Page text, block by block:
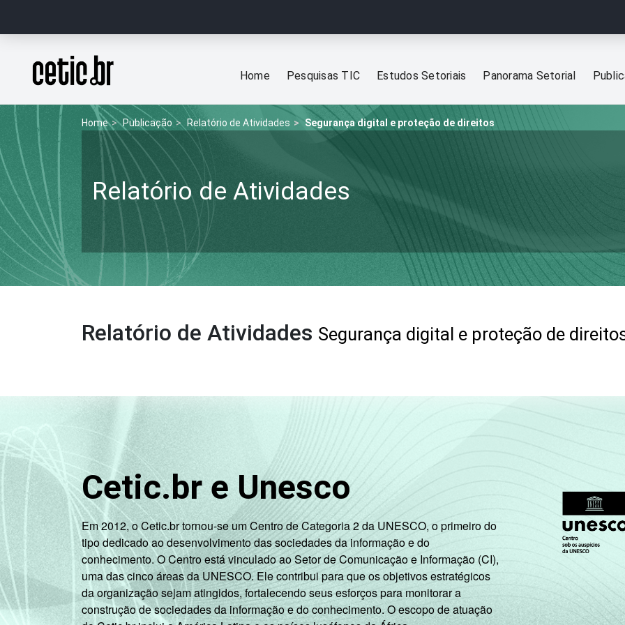
Página inicial
Home Pesquisas TIC Estudos Setoriais Panorama Setorial
Home Publicação Relatório de Atividades Segurança digital e proteção de direitos
Relatório de Atividades
Relatório de Atividades Segurança digital e proteção de
Cetic.br e Unesco
Em 2012, o Cetic.br tornou-se um Centro de Categoria 2 da UNESCO, o primeiro do
tipo dedicado ao desenvolvimento das sociedades da informação e do
conhecimento. O Centro está vinculado ao Setor de Comunicação e Informação (CI),
uma das cinco áreas da UNESCO. Ele contribui para que os objetivos estratégicos
da organização sejam atingidos, fortalecendo seus esforços para monitorar a
construção de sociedades da informação e do conhecimento. O escopo de atuação